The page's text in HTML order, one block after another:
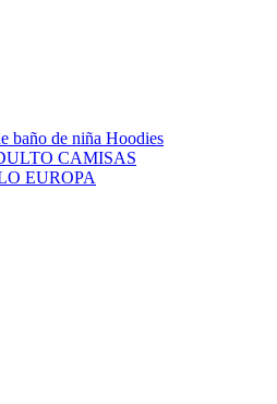
baño de niña Hoodies
CAMISAS
EUROPA